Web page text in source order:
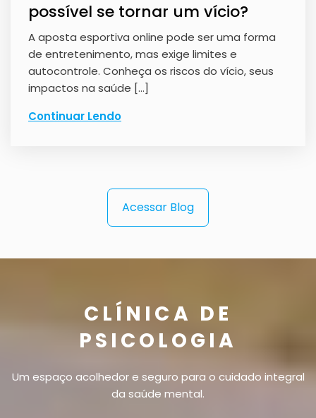
possível se tornar um vício?
A aposta esportiva online pode ser uma forma
de entretenimento, mas exige limites e
autocontrole. Conheça os riscos do vício, seus
impactos na saúde […]
Continuar Lendo
Acessar Blog
CLÍNICA DE
PSICOLOGIA
Um espaço acolhedor e seguro para o cuidado integral
da saúde mental.